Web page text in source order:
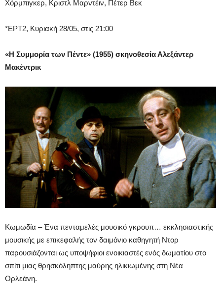
Χόρμπιγκερ, Κριστλ Μαρντέιν, Πέτερ Βεκ
*ΕΡΤ2, Κυριακή 28/05, στις 21:00
«Η Συμμορία των Πέντε» (1955) σκηνοθεσία Αλεξάντερ
Μακέντρικ
Κωμωδία – Ένα πενταμελές μουσικό γκρουπ… εκκλησιαστικής
μουσικής με επικεφαλής τον δαιμόνιο καθηγητή Ντορ
παρουσιάζονται ως υποψήφιοι ενοικιαστές ενός δωματίου στο
σπίτι μιας θρησκόληπτης μαύρης ηλικιωμένης στη Νέα
Ορλεάνη.